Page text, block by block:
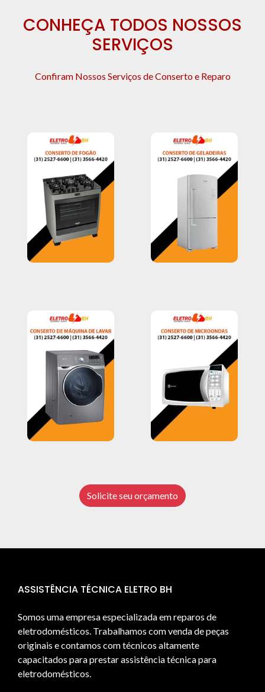
CONHEÇA TODOS NOSSOS
SERVIÇOS
Confiram Nossos Serviços de Conserto e Reparo
Solicite seu orçamento
ASSISTÊNCIA TÉCNICA ELETRO BH
Somos uma empresa especializada em reparos de
eletrodomésticos. Trabalhamos com venda de peças
originais e contamos com técnicos altamente
capacitados para prestar assistência técnica para
eletrodomésticos.